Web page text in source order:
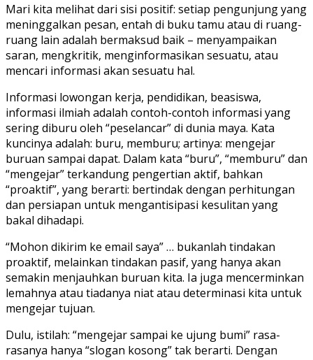
Mari kita melihat dari sisi positif: setiap pengunjung yang
meninggalkan pesan, entah di buku tamu atau di ruang-
ruang lain adalah bermaksud baik – menyampaikan
saran, mengkritik, menginformasikan sesuatu, atau
mencari informasi akan sesuatu hal.
Informasi lowongan kerja, pendidikan, beasiswa,
informasi ilmiah adalah contoh-contoh informasi yang
sering diburu oleh “peselancar” di dunia maya. Kata
kuncinya adalah: buru, memburu; artinya: mengejar
buruan sampai dapat. Dalam kata “buru”, “memburu” dan
“mengejar” terkandung pengertian aktif, bahkan
“proaktif”, yang berarti: bertindak dengan perhitungan
dan persiapan untuk mengantisipasi kesulitan yang
bakal dihadapi.
“Mohon dikirim ke email saya” … bukanlah tindakan
proaktif, melainkan tindakan pasif, yang hanya akan
semakin menjauhkan buruan kita. Ia juga mencerminkan
lemahnya atau tiadanya niat atau determinasi kita untuk
mengejar tujuan.
Dulu, istilah: “mengejar sampai ke ujung bumi” rasa-
rasanya hanya “slogan kosong” tak berarti. Dengan